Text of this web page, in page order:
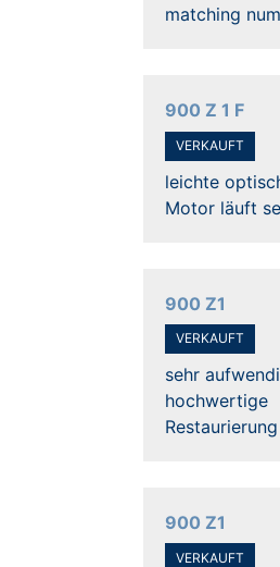
matching
900 Z 1 F
VERKAUFT
leichte
Motor läuft
900 Z1
VERKAUFT
sehr
hochwertige
Restaurierung
900 Z1
VERKAUFT